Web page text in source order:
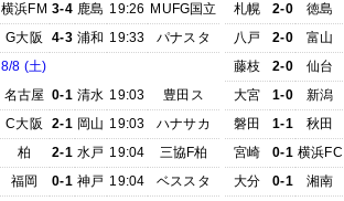
横浜FM 3-4 鹿島 19:26 MUFG国立
G大阪
4-3 浦和 19:33
パナスタ
8/8 (土)
名古屋 0-1 清水 19:03
豊田ス
C大阪
2-1 岡山 19:03
ハナサカ
柏
2-1 水戸 19:04
三協F柏
福岡
0-1 神戸 19:04
ベススタ
札幌
2-0
徳島
八戸
2-0
富山
藤枝
2-0
仙台
大宮
1-0
新潟
磐田
1-1
秋田
宮崎
0-1 横浜FC
大分
0-1
湘南